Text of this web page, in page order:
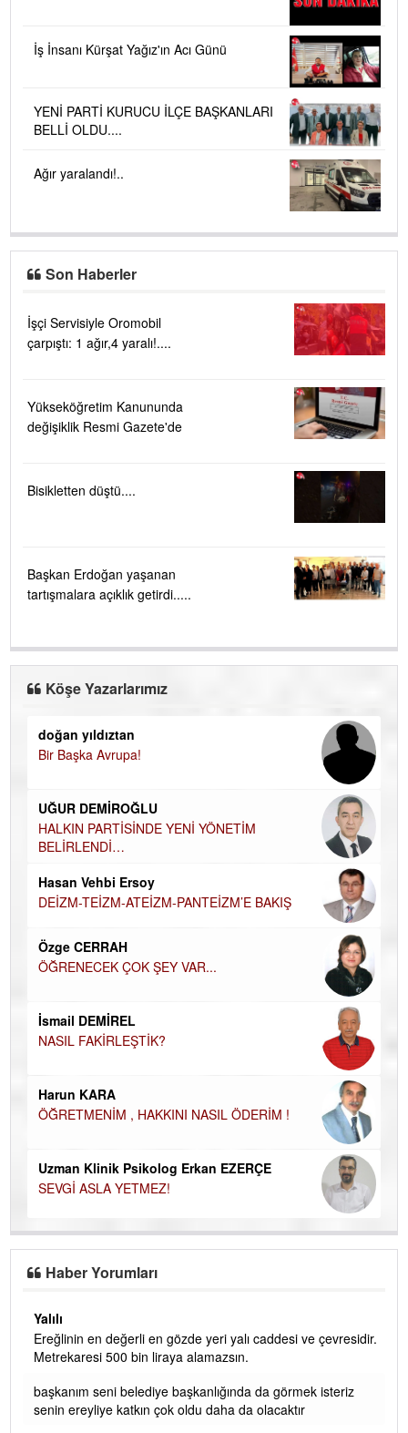
İş İnsanı Kürşat Yağız'ın Acı Günü
YENİ PARTİ KURUCU İLÇE BAŞKANLARI
BELLİ OLDU....
Ağır yaralandı!..
Son Haberler
İşçi Servisiyle Oromobil
çarpıştı: 1 ağır,4 yaralı!....
Yükseköğretim Kanununda
değişiklik Resmi Gazete'de
Bisikletten düştü....
Başkan Erdoğan yaşanan
tartışmalara açıklık getirdi.....
Köşe Yazarlarımız
doğan yıldıztan
Bir Başka Avrupa!
UĞUR DEMİROĞLU
HALKIN PARTİSİNDE YENİ YÖNETİM
BELİRLENDİ…
Hasan Vehbi Ersoy
DEİZM-TEİZM-ATEİZM-PANTEİZM’E BAKIŞ
Özge CERRAH
ÖĞRENECEK ÇOK ŞEY VAR...
İsmail DEMİREL
NASIL FAKİRLEŞTİK?
Harun KARA
ÖĞRETMENİM , HAKKINI NASIL ÖDERİM !
Uzman Klinik Psikolog Erkan EZERÇE
SEVGİ ASLA YETMEZ!
Haber Yorumları
Yalılı
Ereğlinin en değerli en gözde yeri yalı caddesi ve çevresidir.
Metrekaresi 500 bin liraya alamazsın.
başkanım seni belediye başkanlığında da görmek isteriz
senin ereyliye katkın çok oldu daha da olacaktır